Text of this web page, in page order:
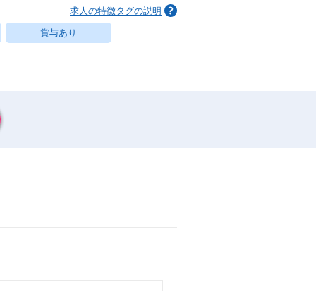
求人の特徴タグの説明
賞与あり